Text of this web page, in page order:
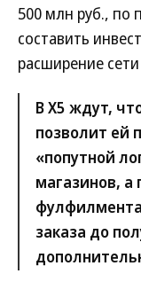
500 млн руб., по
составить
расширение
В Х5 ждут,
позволит ей
«попутной
магазинов, а
заказа до